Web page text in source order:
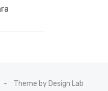
Theme by Design Lab